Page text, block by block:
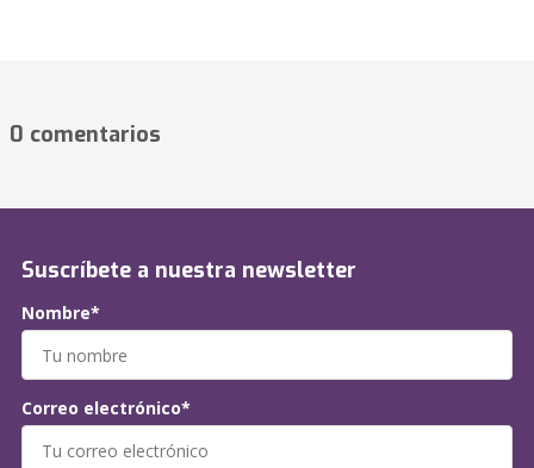
0 comentarios
Suscríbete a nuestra newsletter
Nombre*
Correo electrónico*